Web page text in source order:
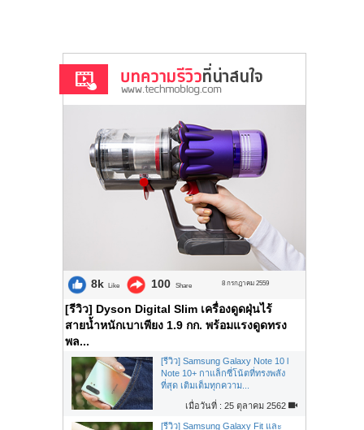
8k Like 100 Share 8 กรกฎาคม 2559
[รีวิว] Dyson Digital Slim เครื่องดูดฝุ่นไร้
สายน้ำหนักเบาเพียง 1.9 กก. พร้อมแรงดูดทรง
พล...
[รีวิว] Samsung Galaxy Note 10 l
Note 10+ กาแล็กซี่โน้ตที่ทรงพลัง
ที่สุด เติมเต็มทุกความ...
เมื่อวันที่ : 25 ตุลาคม 2562
[รีวิว] Samsung Galaxy Fit และ